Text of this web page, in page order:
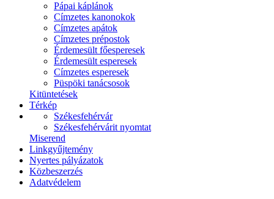
Pápai káplánok
Címzetes kanonokok
Címzetes apátok
Címzetes prépostok
Érdemesült főesperesek
Érdemesült esperesek
Címzetes esperesek
Püspöki tanácsosok
Kitüntetések
Térkép
Székesfehérvár
Székesfehérvárit nyomtat
Miserend
Linkgyűjtemény
Nyertes pályázatok
Közbeszerzés
Adatvédelem